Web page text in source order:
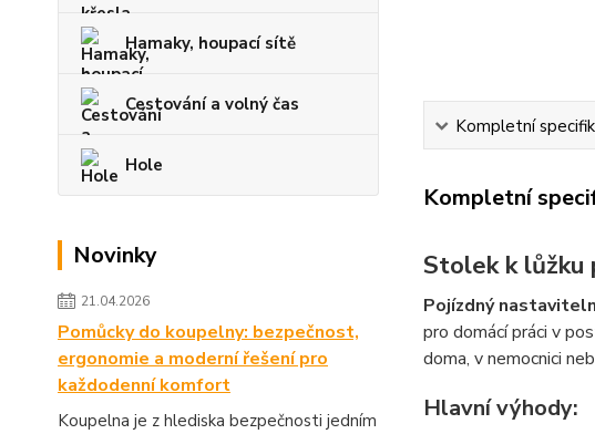
Hamaky, houpací sítě
Cestování a volný čas
Hole
Novinky
21.04.2026
Pomůcky do koupelny: bezpečnost,
ergonomie a moderní řešení pro
každodenní komfort
Koupelna je z hlediska bezpečnosti jedním
Kompletní
Kompletní
Stolek k lůžku
Pojízdný
pro domácí práci v
doma, v nemocnici
Hlavní výhody: